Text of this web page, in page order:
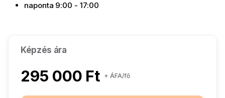
naponta 9:00 - 17:00
Képzés ára
295 000 Ft + ÁFA/fő